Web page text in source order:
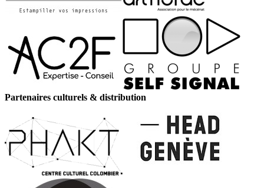
Partenaires culturels & distribution